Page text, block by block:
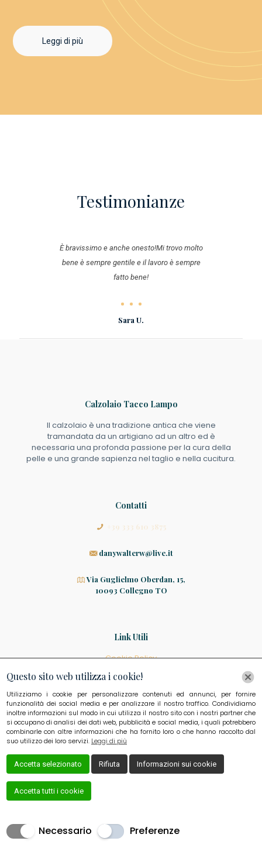
Leggi di più
Testimonianze
È bravissimo e anche onesto!Mi trovo molto
bene è sempre gentile e il lavoro è sempre
fatto bene!
Sara U.
Calzolaio Tacco Lampo
Il calzolaio è una tradizione antica che viene
tramandata da un artigiano ad un altro ed è
necessaria una profonda passione per la cura della
pelle e una grande sapienza nel taglio e nella cucitura.
Contatti
+39 333 610 3875
danywalterw@live.it
Via Guglielmo Oberdan, 15,
10093 Collegno TO
Link Utili
Cookie Policy
Privacy Policy
Copyrights © 2021 TACCO LAMPO - P. IVA 11333560016 |
Tutti i diritti riservati.
Questo sito web utilizza i cookie!
Utilizziamo i cookie per personalizzare contenuti ed annunci, per fornire
funzionalità dei social media e per analizzare il nostro traffico. Condividiamo
inoltre informazioni sul modo in cui utilizza il nostro sito con i nostri partner che
si occupano di analisi dei dati web, pubblicità e social media, i quali potrebbero
combinarle con altre informazioni che ha fornito loro o che hanno raccolto dal
suo utilizzo dei loro servizi. Leggi di più
Accetta selezionato Rifiuta Informazioni sui cookie
Accetta tutti i cookie
Necessario Preferenze